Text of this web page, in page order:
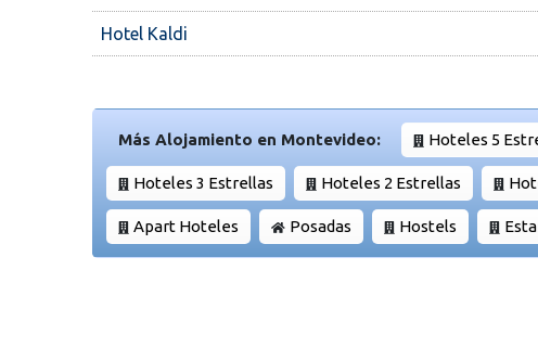
Hotel Kaldi
Más Alojamiento en Montevideo: Hoteles 5
Hoteles 3 Estrellas Hoteles 2 Estrellas
Apart Hoteles Posadas Hostels